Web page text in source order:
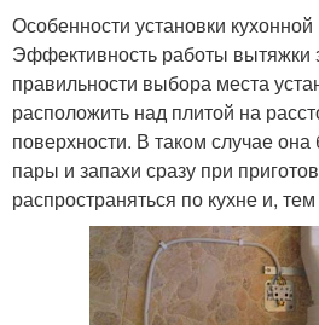
Особенности установки
Эффективность работы вытяжки
правильности выбора места
расположить над плитой на
поверхности. В таком случае она
пары и запахи сразу при
распространяться по кухне и,